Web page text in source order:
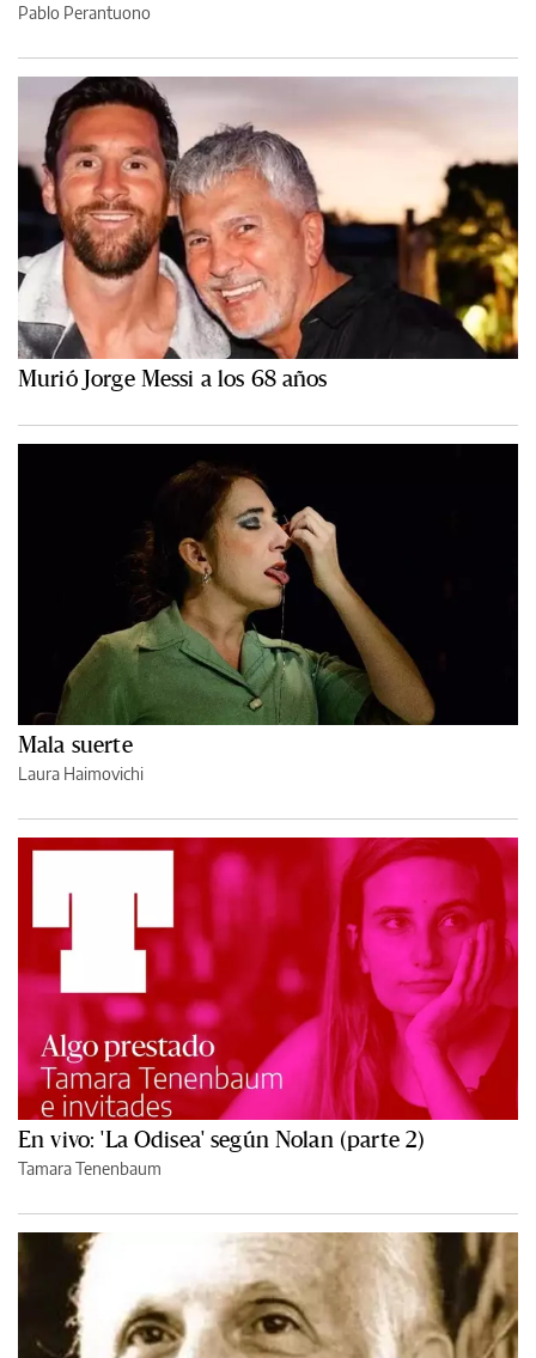
Pablo Perantuono
Murió Jorge Messi a los 68 años
Mala suerte
Laura Haimovichi
En vivo: 'La Odisea' según Nolan (parte 2)
Tamara Tenenbaum